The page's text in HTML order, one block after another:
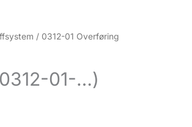
/ 0312-01 Overføring
01-…)